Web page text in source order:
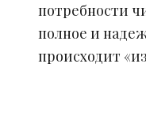
потребности
полное и
происходит